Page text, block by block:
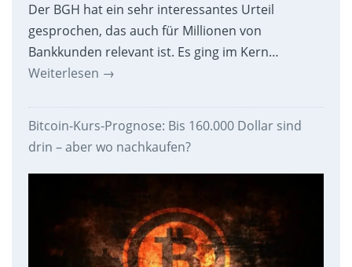
Der BGH hat ein sehr interessantes Urteil
gesprochen, das auch für Millionen von
Bankkunden relevant ist. Es ging im Kern…
Weiterlesen →
Bitcoin-Kurs-Prognose: Bis 160.000 Dollar sind
drin – aber wo nachkaufen?